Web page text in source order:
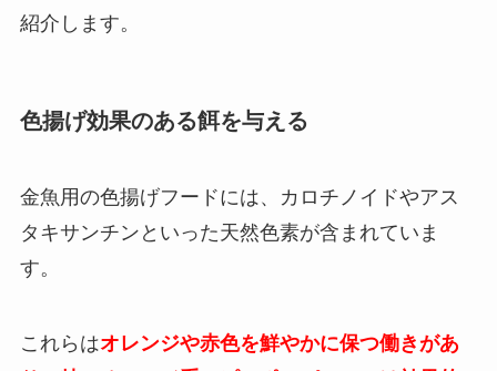
紹介します。
色揚げ効果のある餌を与える
金魚用の色揚げフードには、カロチノイドやアス
タキサンチンといった天然色素が含まれていま
す。
これらはオレンジや赤色を鮮やかに保つ働きがあ